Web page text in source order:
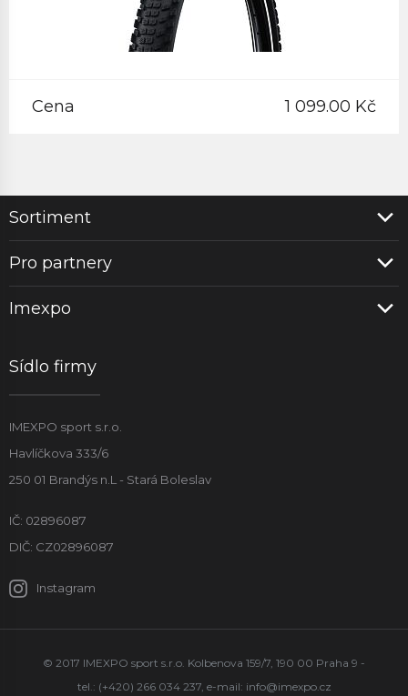
Cena 1 099.00 Kč
Sortiment
Pro partnery
Imexpo
Sídlo firmy
IMEXPO sport s.r.o.
Havlíčkova 333/6
250 01 Brandýs n.L - Stará Boleslav
IČ: 02896087
DIČ: CZ02896087
Instagram
© 2017 IMEXPO sport s.r.o. Kolbenova 159/7, 190 00 Praha 9 -
tel.: (+420) 266 034 237, e-mail: info@imexpo.cz